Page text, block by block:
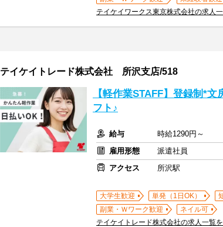
テイケイワークス東京株式会社の求人
テイケイトレード株式会社 所沢支店/518
【軽作業STAFF】登録制*
フト♪
給与
時給1290円～
雇用形態
派遣社員
アクセス
所沢駅
大学生歓迎 単発（1日OK）
副業・Ｗワーク歓迎
ネイル可
テイケイトレード株式会社の求人一覧